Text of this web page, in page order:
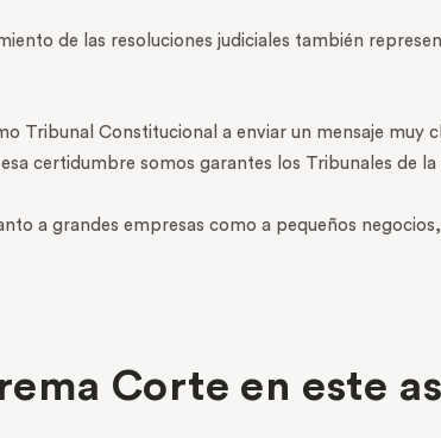
de las resoluciones judiciales también
Tribunal Constitucional a enviar un mensaje muy
certidumbre somos garantes los Tribunales de la
a grandes empresas como a pequeños
Corte en este